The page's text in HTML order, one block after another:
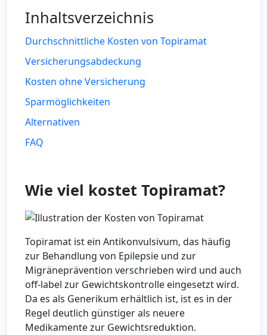
Inhaltsverzeichnis
Durchschnittliche Kosten von Topiramat
Versicherungsabdeckung
Kosten ohne Versicherung
Sparmöglichkeiten
Alternativen
FAQ
Wie viel kostet Topiramat?
Topiramat ist ein Antikonvulsivum, das häufig
zur Behandlung von Epilepsie und zur
Migräneprävention verschrieben wird und auch
off-label zur Gewichtskontrolle eingesetzt wird.
Da es als Generikum erhältlich ist, ist es in der
Regel deutlich günstiger als neuere
Medikamente zur Gewichtsreduktion.